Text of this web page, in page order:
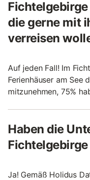
die gerne mit
verreisen
Auf jeden Fall! Im
Ferienhäuser am See
mitzunehmen, 75%
Haben die
Ja! Gemäß Holidus